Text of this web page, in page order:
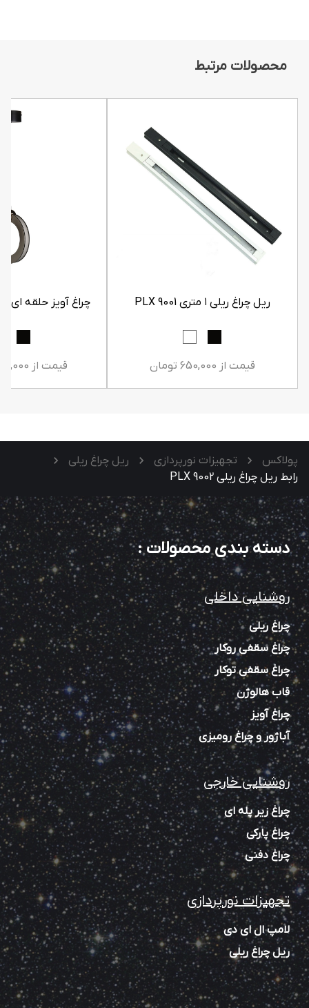
محصولات مرتبط
ریل چراغ ریلی ۱ متری PLX 9001
قیمت از 650,000 تومان
چراغ آویز حلقه ای ۷ وات PLX 5002
قیمت از 6,500,000 تومان
پولاکس تجهیزات نورپردازی
ریل چراغ ریلی
رابط ریل چراغ ریلی PLX 9002
دسته بندی محصولات:
روشنایی داخلی
چراغ ریلی
چراغ سقفی روکار
چراغ سقفی توکار
قاب هالوژن
چراغ آویز
آباژور و چراغ رومیزی
روشنایی خارجی
چراغ زیر پله‌ ای
چراغ پارکی
چراغ دفنی
تجهیزات نورپردازی
لامپ ال ای دی
ریل چراغ ریلی